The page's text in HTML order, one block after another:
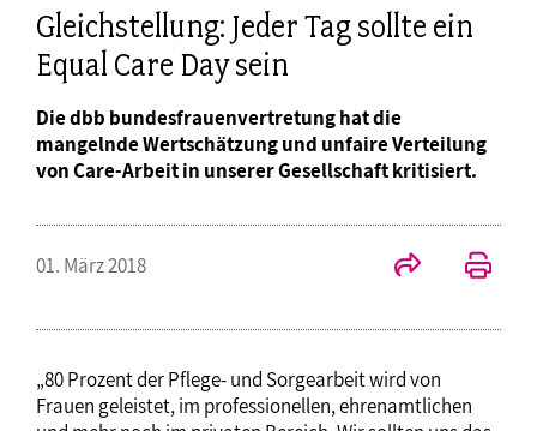
Gleichstellung: Jeder Tag sollte ein
Equal Care Day sein
Die dbb bundesfrauenvertretung hat die
mangelnde Wertschätzung und unfaire Verteilung
von Care-Arbeit in unserer Gesellschaft kritisiert.
01. März 2018
„80 Prozent der Pflege- und Sorgearbeit wird von
Frauen geleistet, im professionellen, ehrenamtlichen